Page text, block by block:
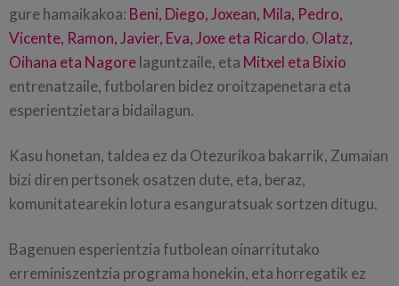
gure hamaikakoa: Beni, Diego, Joxean, Mila, Pedro,
Vicente, Ramon, Javier, Eva, Joxe eta Ricardo. Olatz,
Oihana eta Nagorelaguntzaile, eta Mitxel eta Bixio
entrenatzaile, futbolaren bidez oroitzapenetara eta
esperientzietara bidailagun.
Kasu honetan, taldea ez da Otezurikoa bakarrik, Zumaian
bizi diren pertsonek osatzen dute, eta, beraz,
komunitatearekin lotura esanguratsuak sortzen ditugu.
Bagenuen esperientzia futbolean oinarritutako
erreminiszentzia programa honekin, eta horregatik ez